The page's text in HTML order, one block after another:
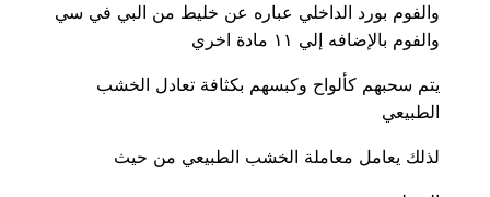
والفوم بورد الداخلي عباره عن خليط من البي في سي
والفوم بالإضافه إلي ١١ مادة اخري
يتم سحبهم كألواح وكبسهم بكثافة تعادل الخشب
الطبيعي
لذلك يعامل معاملة الخشب الطبيعي من حيث